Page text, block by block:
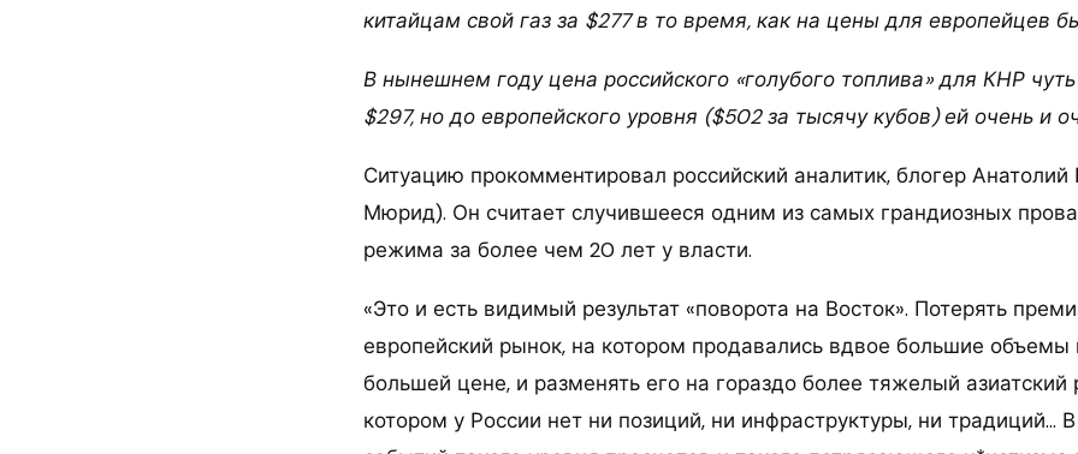
китайцам свой газ за $277 в то время, как на цены для европейцев
В нынешнем году цена российского «голубого топлива» для КНР
$297, но до европейского уровня ($502 за тысячу кубов) ей очень и
Ситуацию прокомментировал российский аналитик, блогер
Мюрид). Он считает случившееся одним из самых грандиозных
режима за более чем 20 лет у власти.
«Это и есть видимый результат «поворота на Восток». Потерять
европейский рынок, на котором продавались вдвое большие объемы
большей цене, и разменять его на гораздо более тяжелый азиатский
котором у России нет ни позиций, ни инфраструктуры, ни традиций…